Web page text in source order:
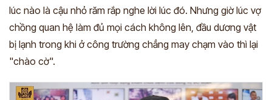
lúc nào là cậu nhỏ răm rắp nghe lời lúc đó. Nhưng giờ lúc vợ
chồng quan hệ làm đủ mọi cách không lên, đầu dương vật
bị lạnh trong khi ở công trường chẳng may chạm vào thì lại
"chào cờ".